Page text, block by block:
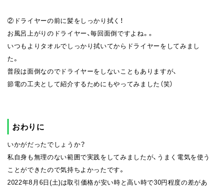
②ドライヤーの前に髪をしっかり拭く！
お風呂上がりのドライヤー、毎回面倒ですよね。。
いつもよりタオルでしっかり拭いてからドライヤーをしてみまし
た。
普段は面倒なのでドライヤーをしないこともありますが、
節電の工夫として紹介するためにもやってみました（笑）
おわりに
いかがだったでしょうか？
私自身も無理のない範囲で実践をしてみましたが、うまく電気を使う
ことができたので気持ちよかったです。
2022年8月6日(土)は取引価格が安い時と高い時で30円程度の差があ